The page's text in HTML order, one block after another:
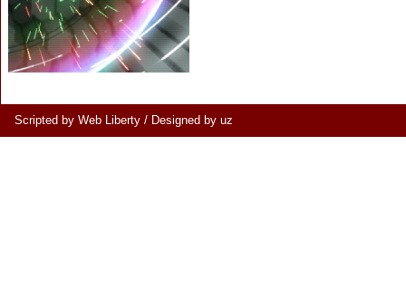
Scripted by Web Liberty / Designed by uz